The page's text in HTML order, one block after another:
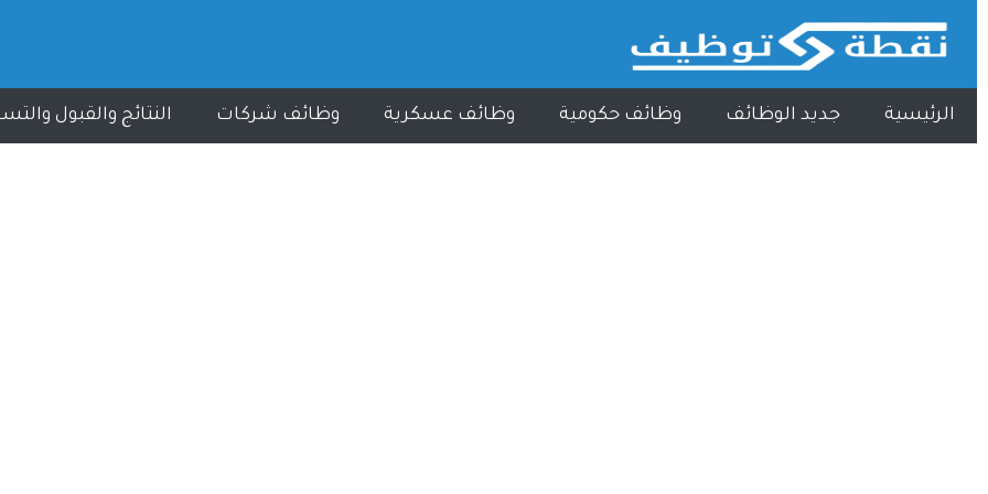
الرئيسية جديد الوظائف وظائف حكومية وظائف عسكرية وظائف شركات النتائج والقبول